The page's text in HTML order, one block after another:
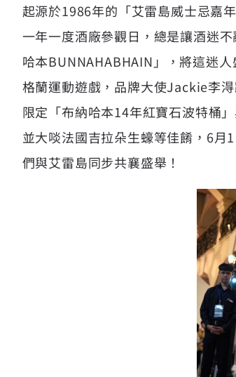
起源於1986年的「艾雷島威士忌嘉
一年一度酒廠參觀日，總是讓酒迷
哈本BUNNAHABHAIN 」，將這迷
格蘭運動遊戲，品牌大使Jackie李
限定「布納哈本14年紅寶石波特桶
並大啖法國吉拉朵生蠔等佳餚，6
們與艾雷島同步共襄盛舉！